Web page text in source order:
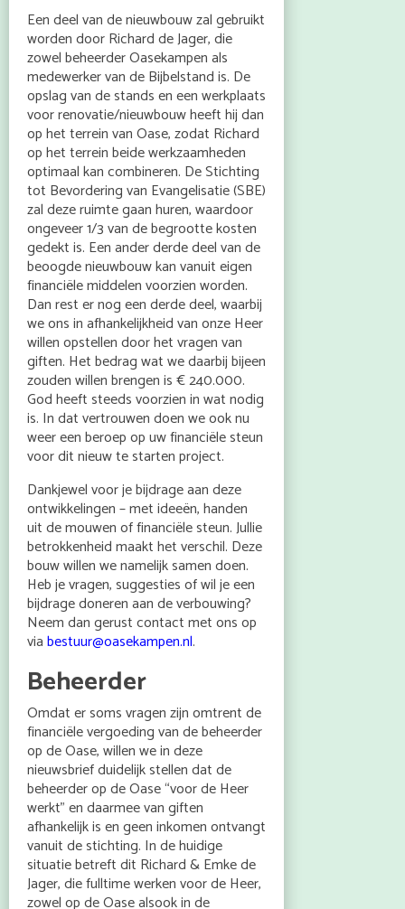
Een deel van de nieuwbouw zal gebruikt
worden door Richard de Jager, die
zowel beheerder Oasekampen als
medewerker van de Bijbelstand is. De
opslag van de stands en een werkplaats
voor renovatie/nieuwbouw heeft hij dan
op het terrein van Oase, zodat Richard
op het terrein beide werkzaamheden
optimaal kan combineren. De Stichting
tot Bevordering van Evangelisatie (SBE)
zal deze ruimte gaan huren, waardoor
ongeveer 1/3 van de begrootte kosten
gedekt is. Een ander derde deel van de
beoogde nieuwbouw kan vanuit eigen
financiële middelen voorzien worden.
Dan rest er nog een derde deel, waarbij
we ons in afhankelijkheid van onze Heer
willen opstellen door het vragen van
giften. Het bedrag wat we daarbij bijeen
zouden willen brengen is € 240.000.
God heeft steeds voorzien in wat nodig
is. In dat vertrouwen doen we ook nu
weer een beroep op uw financiële steun
voor dit nieuw te starten project.
Dankjewel voor je bijdrage aan deze
ontwikkelingen – met ideeën, handen
uit de mouwen of financiële steun. Jullie
betrokkenheid maakt het verschil. Deze
bouw willen we namelijk samen doen.
Heb je vragen, suggesties of wil je een
bijdrage doneren aan de verbouwing?
Neem dan gerust contact met ons op
viabestuur@oasekampen.nl.
Beheerder
Omdat er soms vragen zijn omtrent de
financiële vergoeding van de beheerder
op de Oase, willen we in deze
nieuwsbrief duidelijk stellen dat de
beheerder op de Oase “voor de Heer
werkt” en daarmee van giften
afhankelijk is en geen inkomen ontvangt
vanuit de stichting. In de huidige
situatie betreft dit Richard & Emke de
Jager, die fulltime werken voor de Heer,
zowel op de Oase alsook in de